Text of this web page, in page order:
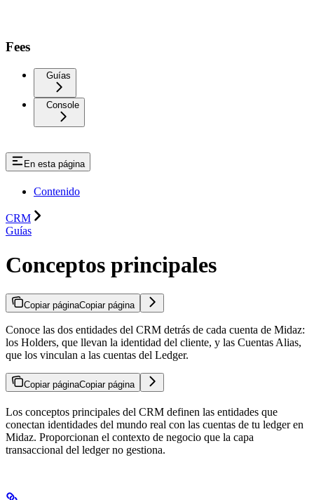
Fees
Guías
Console
En esta página
Contenido
CRM
Guías
Conceptos principales
Copiar páginaCopiar página
Conoce las dos entidades del CRM detrás de cada cuenta de Midaz:
los Holders, que llevan la identidad del cliente, y las Cuentas Alias,
que los vinculan a las cuentas del Ledger.
Copiar páginaCopiar página
Los conceptos principales del CRM definen las entidades que
conectan identidades del mundo real con las cuentas de tu ledger en
Midaz. Proporcionan el contexto de negocio que la capa
transaccional del ledger no gestiona.